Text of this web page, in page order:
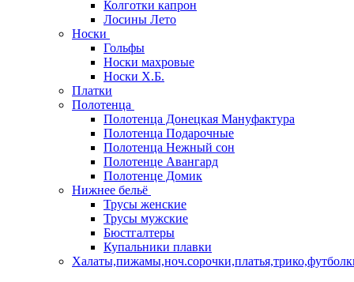
Колготки капрон
Лосины Лето
Носки
Гольфы
Носки махровые
Носки Х.Б.
Платки
Полотенца
Полотенца Донецкая Мануфактура
Полотенца Подарочные
Полотенца Нежный сон
Полотенце Авангард
Полотенце Домик
Нижнее бельё
Трусы женские
Трусы мужские
Бюстгалтеры
Купальники плавки